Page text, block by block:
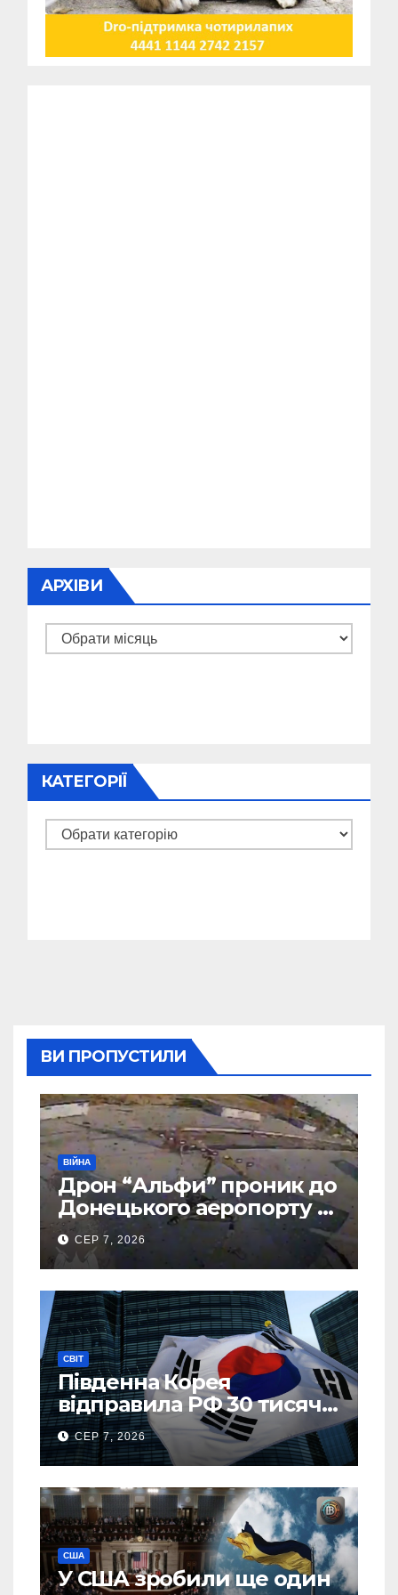
АРХІВИ
Архіви
КАТЕГОРІЇ
Категорії
ВИ ПРОПУСТИЛИ
ВІЙНА
Дрон “Альфи” проник до
Донецького аеропорту та
спалив “Шахед” ще до
запуску
СЕР 7, 2026
СВІТ
Південна Корея
відправила РФ 30 тисяч
тонн авіапалива
СЕР 7, 2026
США
У США зробили ще один